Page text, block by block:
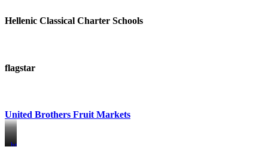
Hellenic Classical Charter Schools
flagstar
United Brothers Fruit Markets
https://www.unitedbrothersfruitmarkets.com/
https://www.unitedbrothersfruitmarkets.com/